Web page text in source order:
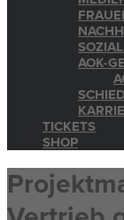
AOK-
TICKETS
SHOP